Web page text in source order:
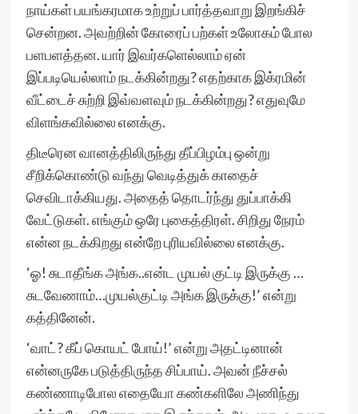
நாய்கள் பயங்கரமாக உற்றுப் பார்த்தவாறு இறங்கிச்
சென்றன. அவற்றின் கோரைப் பற்கள் உலோகம் போல
பளபளத்தன. யார் இவர்களெல்லாம் ஏன்
இப்படியெல்லாம் நடக்கின்றது? எதற்காக இக்ரமின்
வீட்டைச் சுற்றி இவ்வளவும் நடக்கின்றது? எதுவுமே
விளங்கவில்லை எனக்கு.
திடீரென வானத்திலிருந்து தீப்பிழம்பு ஒன்று
சீறிக்கொண்டு வந்து வெடித்துக் காதைச்
செவிடாக்கியது. அதைத் தொடர்ந்து துப்பாக்கி
வேட்டுகள். எங்கும் ஒரே புகைத்திரள். சிறிது நேரம்
என்ன நடக்கிறது என்றே புரியவில்லை எனக்கு.
‘ஓ! சுடாதீங்க அங்க..என்ட முயல் குட்டி இருக்கு …
சுடவேணாம்…முயல்குட்டி அங்க இருக்கு!’ என்று
கத்தினேன்.
‘வாட்? கீப் கொயட் போய்!’ என்று அதட்டினான்
என்னருகே படுத்திருந்த சிப்பாய். அவன் நீச்சல்
கண்ணாடிபோல எதையோ கண்களிலே அணிந்து